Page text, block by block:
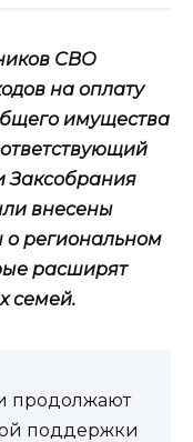
СВО
на оплату
имущества
Заксобрания
внесены
о региональном
расширят
семей.
продолжают
поддержки